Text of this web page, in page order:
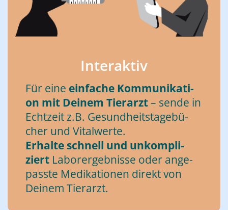
In­ter­ak­tiv
Für eine ein­fa­che Kom­mu­ni­ka­ti­
on mit Dei­nem Tier­arzt– sen­de in
Echt­zeit z.B. Ge­sund­heits­ta­ge­bü­
cher und Vi­tal­wer­te.
Er­hal­te schnell und un­kom­pli­
ziert La­bor­er­geb­nis­se oder an­ge­
pass­te Me­di­ka­tio­nen di­rekt von
Dei­nem Tier­arzt.